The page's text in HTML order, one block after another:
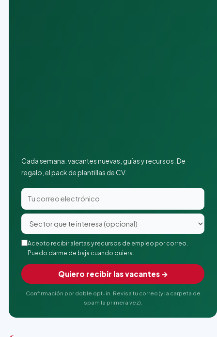
Cada semana: vacantes nuevas, guías y recursos. De
regalo, el pack de plantillas de CV.
Acepto recibir alertas y recursos de empleo por correo.
Puedo darme de baja cuando quiera.
Quiero recibir las vacantes →
Confirmación por doble opt-in. Revisa tu correo (y la carpeta de
spam la primera vez).